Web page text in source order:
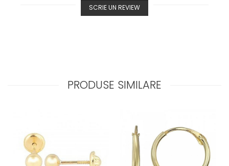
SCRIE UN REVIEW
PRODUSE SIMILARE